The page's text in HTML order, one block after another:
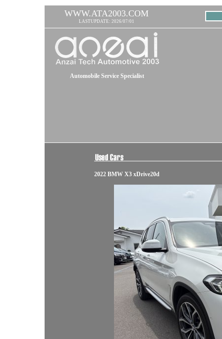
WWW.ATA2003.COM
LASTUPDATE: 2026/07/01
Automobile Service Specialist
2022 BMW X3 xDrive20d